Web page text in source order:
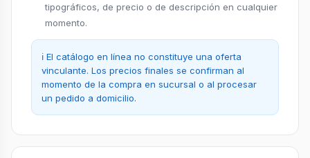
tipográficos, de precio o de descripción en cualquier
momento.
ℹ️ El catálogo en línea no constituye una oferta
vinculante. Los precios finales se confirman al
momento de la compra en sucursal o al procesar
un pedido a domicilio.